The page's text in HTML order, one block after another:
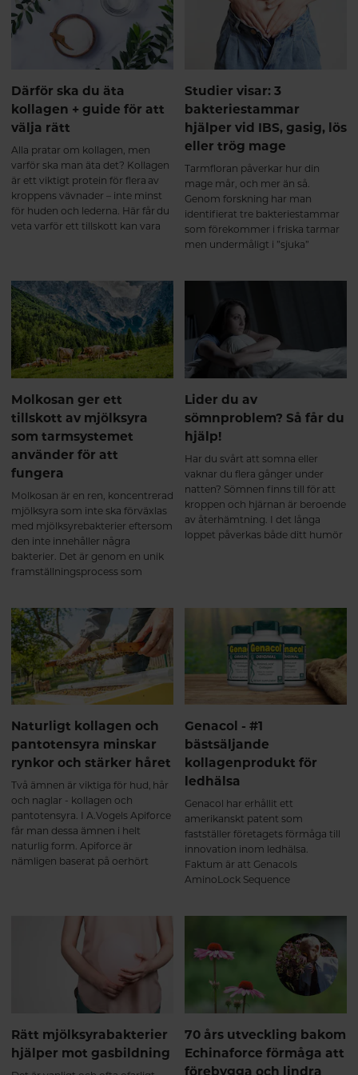
nivåer för ett hälsosamt åldrande.
Därför ska du äta
kollagen + guide för att
välja rätt
Alla pratar om kollagen, men
varför ska man äta det? Kollagen
är ett viktigt protein för flera av
kroppens vävnader – inte minst
för huden och lederna. Här får du
veta varför ett tillskott kan vara
Studier visar: 3
bakteriestammar
hjälper vid IBS, gasig, lös
eller trög mage
Tarmfloran påverkar hur din
mage mår, och mer än så.
Genom forskning har man
identifierat tre bakteriestammar
som förekommer i friska tarmar
men undermåligt i ”sjuka”
Molkosan ger ett
tillskott av mjölksyra
som tarmsystemet
använder för att
fungera
Molkosan är en ren, koncentrerad
mjölksyra som inte ska förväxlas
med mjölksyrebakterier eftersom
den inte innehåller några
bakterier. Det är genom en unik
framställningsprocess som
förekommer i en välfungerande
mage och tarm.
Lider du av
sömnproblem? Så får du
hjälp!
Har du svårt att somna eller
vaknar du flera gånger under
natten? Sömnen finns till för att
kroppen och hjärnan är beroende
av återhämtning. I det långa
loppet påverkas både ditt humör
Naturligt kollagen och
pantotensyra minskar
rynkor och stärker håret
Två ämnen är viktiga för hud, hår
och naglar - kollagen och
pantotensyra. I A.Vogels Apiforce
får man dessa ämnen i helt
naturlig form. Apiforce är
nämligen baserat på oerhört
Genacol - #1
bästsäljande
kollagenprodukt för
ledhälsa
Genacol har erhållit ett
amerikanskt patent som
fastställer företagets förmåga till
innovation inom ledhälsa.
Faktum är att Genacols
AminoLock Sequence
kollagenproduktionsmetoder på
marknaden. Häng med så
Rätt mjölksyrabakterier
hjälper mot gasbildning
70 års utveckling bakom
Echinaforce förmåga att
förebygga och lindra